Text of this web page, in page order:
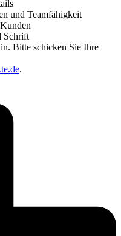
und Teamfähigkeit
Schrift
Bitte schicken Sie Ihre
.